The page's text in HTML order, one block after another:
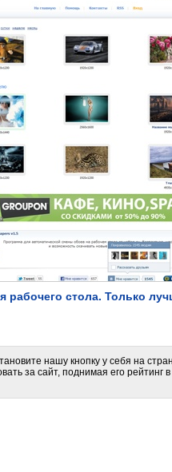
рабочего стола. Только
нашу кнопку у себя на
за сайт, поднимая его рейтинг